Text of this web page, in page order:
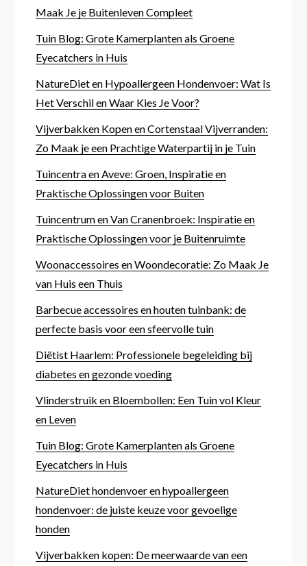
Maak Je je Buitenleven Compleet
Tuin Blog: Grote Kamerplanten als Groene
Eyecatchers in Huis
NatureDiet en Hypoallergeen Hondenvoer: Wat Is
Het Verschil en Waar Kies Je Voor?
Vijverbakken Kopen en Cortenstaal Vijverranden:
Zo Maak je een Prachtige Waterpartij in je Tuin
Tuincentra en Aveve: Groen, Inspiratie en
Praktische Oplossingen voor Buiten
Tuincentrum en Van Cranenbroek: Inspiratie en
Praktische Oplossingen voor je Buitenruimte
Woonaccessoires en Woondecoratie: Zo Maak Je
van Huis een Thuis
Barbecue accessoires en houten tuinbank: de
perfecte basis voor een sfeervolle tuin
Diëtist Haarlem: Professionele begeleiding bij
diabetes en gezonde voeding
Vlinderstruik en Bloembollen: Een Tuin vol Kleur
en Leven
Tuin Blog: Grote Kamerplanten als Groene
Eyecatchers in Huis
NatureDiet hondenvoer en hypoallergeen
hondenvoer: de juiste keuze voor gevoelige
honden
Vijverbakken kopen: De meerwaarde van een